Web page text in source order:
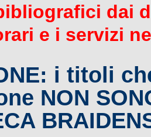
dai
e i servizi
i titoli
NON